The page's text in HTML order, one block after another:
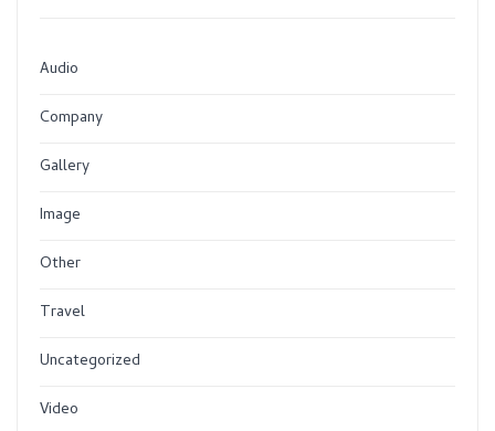
Audio
Company
Gallery
Image
Other
Travel
Uncategorized
Video